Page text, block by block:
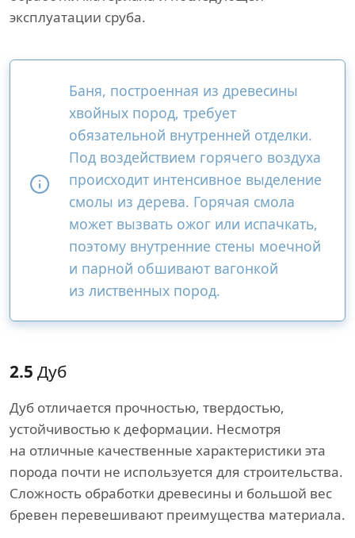
эксплуатации сруба.
Баня, построенная из древесины
хвойных пород, требует
обязательной внутренней отделки.
Под воздействием горячего воздуха
происходит интенсивное выделение
смолы из дерева. Горячая смола
может вызвать ожог или испачкать,
поэтому внутренние стены моечной
и парной обшивают вагонкой
из лиственных пород.
2.5 Дуб
Дуб отличается прочностью, твердостью,
устойчивостью к деформации. Несмотря
на отличные качественные характеристики эта
порода почти не используется для строительства.
Сложность обработки древесины и большой вес
бревен перевешивают преимущества материала.